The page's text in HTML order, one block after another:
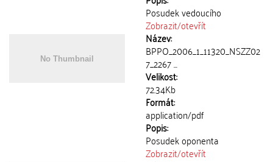
Posudek vedoucího
Zobrazit/otevřít
Název:
BPPO_2006_1_11320_NSZZ02
7_2267 ...
Velikost:
72.34Kb
Formát:
application/pdf
Popis:
Posudek oponenta
Zobrazit/otevřít